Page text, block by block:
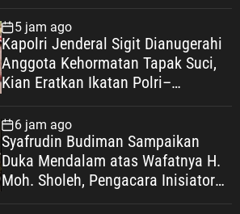
5 jam ago
Kapolri Jenderal Sigit Dianugerahi
Anggota Kehormatan Tapak Suci,
Kian Eratkan Ikatan Polri–
6 jam ago
Syafrudin Budiman Sampaikan
Duka Mendalam atas Wafatnya H.
Moh. Sholeh, Pengacara Inisiator